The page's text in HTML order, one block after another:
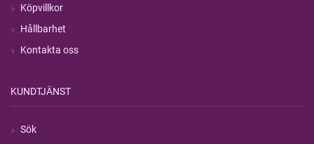
Köpvillkor
Hållbarhet
Kontakta oss
KUNDTJÄNST
Sök